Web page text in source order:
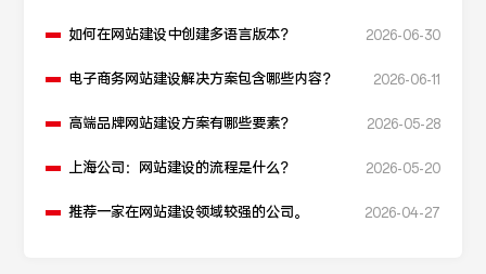
如何在网站建设中创建多语言版本？ 2026-06-30
电子商务网站建设解决方案包含哪些内容？ 2026-06-11
高端品牌网站建设方案有哪些要素？ 2026-05-28
上海公司：网站建设的流程是什么？ 2026-05-20
推荐一家在网站建设领域较强的公司。 2026-04-27